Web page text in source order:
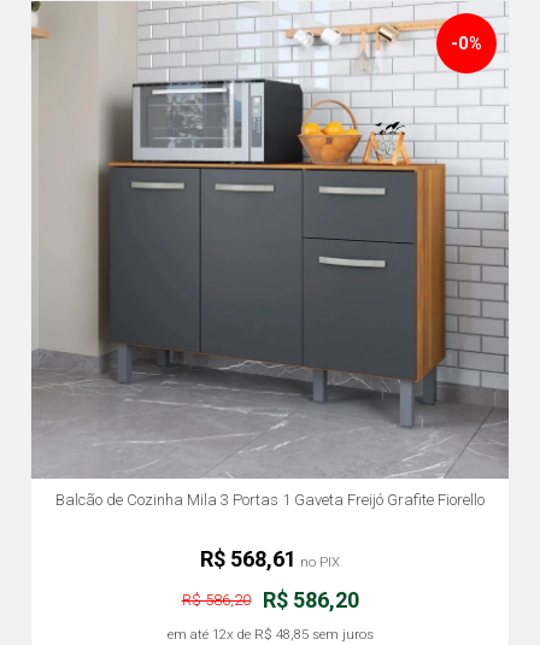
Balcão de Cozinha Mila 3 Portas 1 Gaveta Freijó Grafite Fiorello
-0%
R$ 586,20
R$ 586,20
em até 12x de R$ 48,85sem juros
R$ 568,61 no PIX